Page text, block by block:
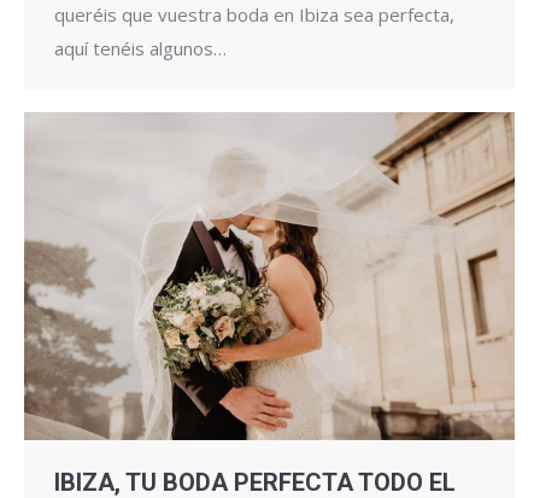
queréis que vuestra boda en Ibiza sea perfecta,
aquí tenéis algunos…
IBIZA, TU BODA PERFECTA TODO EL